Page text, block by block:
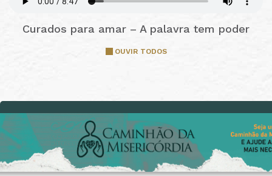
Curados para amar – A palavra tem poder
OUVIR TODOS